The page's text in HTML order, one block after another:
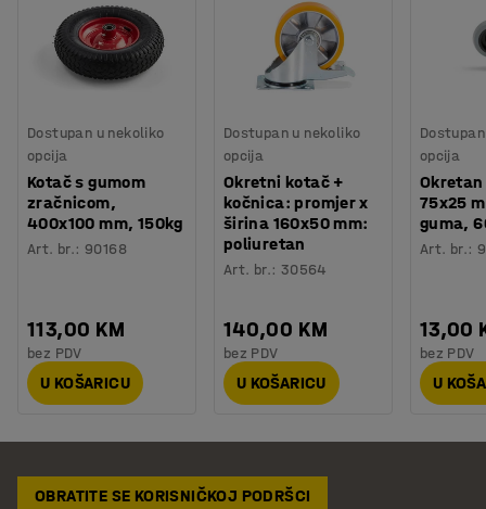
Dostupan u nekoliko
opcija
Kotač s gumom
zračnicom,
400x100 mm, 150kg
Art. br.: 90168
113,00 KM
bez PDV
U KOŠARICU
Dostupan u nekoliko
opcija
Okretni kotač +
kočnica: promjer x
širina 160x50 mm:
poliuretan
Art. br.: 30564
140,00 KM
bez PDV
U KOŠARICU
opcija
75x25
guma,
Art. br.:
13,00
bez PDV
U
OBRATITE SE KORISNIČKOJ PODRŠCI